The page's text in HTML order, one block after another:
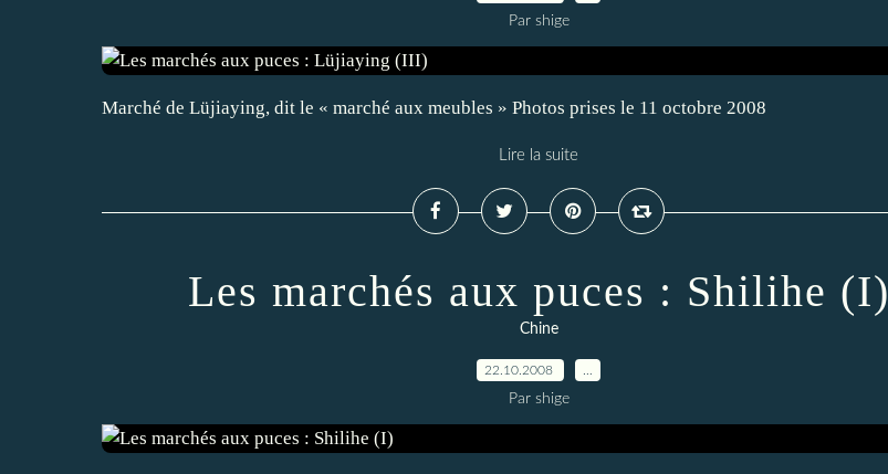
Par shige
Marché de Lüjiaying, dit le « marché aux meubles » Photos prises le 11 octobre 2008
Lire la suite
Les marchés aux puces : Shilihe (I)
Chine
22.10.2008
Par shige